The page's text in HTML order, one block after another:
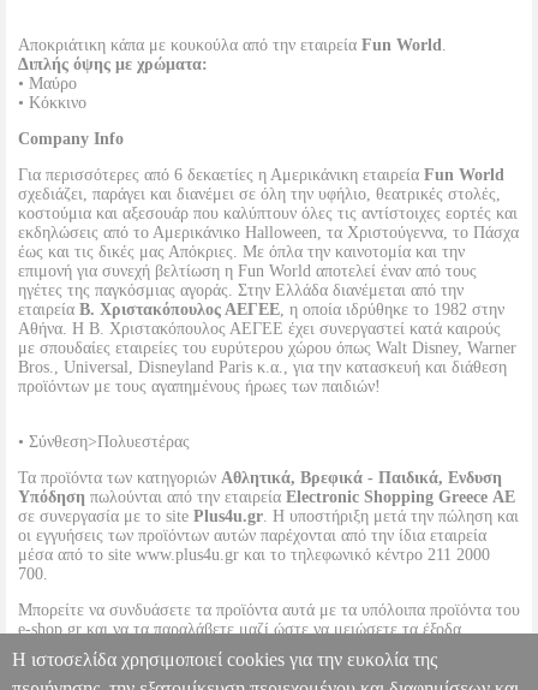
Αποκριάτικη κάπα με κουκούλα από την εταιρεία Fun World.
Διπλής όψης με χρώματα:
• Μαύρο
• Κόκκινο
Company Info
Για περισσότερες από 6 δεκαετίες η Αμερικάνικη εταιρεία Fun World
σχεδιάζει, παράγει και διανέμει σε όλη την υφήλιο, θεατρικές στολές,
κοστούμια και αξεσουάρ που καλύπτουν όλες τις αντίστοιχες εορτές και
εκδηλώσεις από το Αμερικάνικο Halloween, τα Χριστούγεννα, το Πάσχα
έως και τις δικές μας Απόκριες. Με όπλα την καινοτομία και την
επιμονή για συνεχή βελτίωση η Fun World αποτελεί έναν από τους
ηγέτες της παγκόσμιας αγοράς. Στην Ελλάδα διανέμεται από την
εταιρεία Β. Χριστακόπουλος ΑΕΓΕΕ, η οποία ιδρύθηκε το 1982 στην
Αθήνα. Η Β. Χριστακόπουλος ΑΕΓΕΕ έχει συνεργαστεί κατά καιρούς
με σπουδαίες εταιρείες του ευρύτερου χώρου όπως Walt Disney, Warner
Bros., Universal, Disneyland Paris κ.α., για την κατασκευή και διάθεση
προϊόντων με τους αγαπημένους ήρωες των παιδιών!
• Σύνθεση>Πολυεστέρας
Τα προϊόντα των κατηγοριών Αθλητικά, Βρεφικά - Παιδικά, Ενδυση
Υπόδηση πωλούνται από την εταιρεία Electronic Shopping Greece ΑΕ
σε συνεργασία με το site Plus4u.gr. Η υποστήριξη μετά την πώληση και
οι εγγυήσεις των προϊόντων αυτών παρέχονται από την ίδια εταιρεία
μέσα από το site www.plus4u.gr και το τηλεφωνικό κέντρο 211 2000
700.
Μπορείτε να συνδυάσετε τα προϊόντα αυτά με τα υπόλοιπα προϊόντα του
e-shop.gr και να τα παραλάβετε μαζί ώστε να μειώσετε τα έξοδα
αποστολής. Μπορείτε επίσης να παραλάβετε από οποιοδήποτε eshop
point με μηδενικά έξοδα αποστολής ανεξαρτήτως ύψους παραγγελίας!
Η ιστοσελίδα χρησιμοποιεί cookies για την ευκολία της